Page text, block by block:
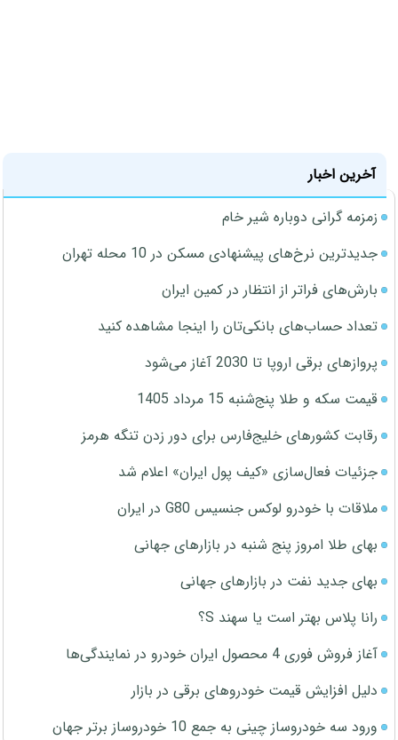
آخرین اخبار
زمزمه گرانی دوباره شیر خام
جدیدترین نرخ‌های پیشنهادی مسکن در 10 محله تهران
بارش‌های فراتر از انتظار در کمین ایران
تعداد حساب‌های بانکی‌تان را اینجا مشاهده کنید
پروازهای برقی اروپا تا 2030 آغاز می‌شود
قیمت سکه و طلا پنج‌شنبه 15 مرداد 1405
رقابت کشورهای خلیج‌فارس برای دور زدن تنگه هرمز
جزئیات فعال‌سازی «کیف پول ایران» اعلام شد
ملاقات با خودرو لوکس جنسیس G80 در ایران
بهای طلا امروز پنج شنبه در بازارهای جهانی
بهای جدید نفت در بازارهای جهانی
رانا پلاس بهتر است یا سهند S؟
آغاز فروش فوری 4 محصول ایران خودرو در نمایندگی‌ها
دلیل افزایش قیمت خودروهای برقی در بازار
ورود سه خودروساز چینی به جمع 10 خودروساز برتر جهان